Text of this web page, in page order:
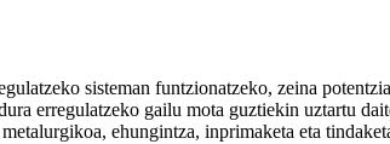
sisteman funtzionatzeko, zeina
erregulatzeko gailu mota guztiekin uztartu
ehungintza, inprimaketa eta